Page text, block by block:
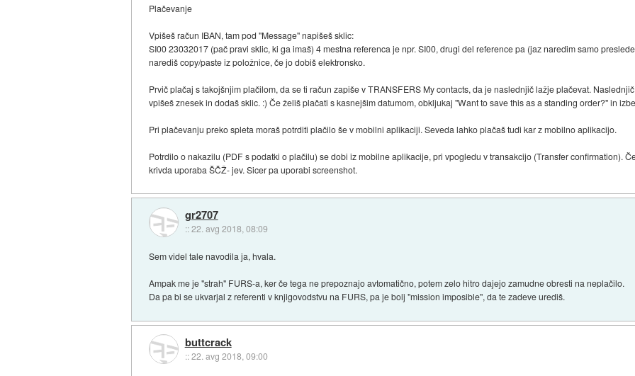
Plačevanje
Vpišeš račun IBAN, tam pod "Message" napišeš sklic:
SI00 23032017 (pač pravi sklic, ki ga imaš) 4 mestna referenca je npr. SI00, drugi del reference pa (jaz naredim samo
narediš copy/paste iz položnice, če jo dobiš elektronsko.
Prvič plačaj s takojšnjim plačilom, da se ti račun zapiše v TRANSFERS My contacts, da je naslednjič lažje plačevat.
vpišeš znesek in dodaš sklic. :) Če želiš plačati s kasnejšim datumom, obkljukaj "Want to save this as a standing order?" in
Pri plačevanju preko spleta moraš potrditi plačilo še v mobilni aplikaciji. Seveda lahko plačaš tudi kar z mobilno aplikacijo.
Potrdilo o nakazilu (PDF s podatki o plačilu) se dobi iz mobilne aplikacije, pri vpogledu v transakcijo (Transfer confirmation).
krivda uporaba ŠČŽ- jev. Sicer pa uporabi screenshot.
gr2707
::22. avg 2018, 08:09
Sem videl tale navodila ja, hvala.
Ampak me je "strah" FURS-a, ker če tega ne prepoznajo avtomatično, potem zelo hitro dajejo zamudne obresti na neplačilo.
Da pa bi se ukvarjal z referenti v knjigovodstvu na FURS, pa je bolj "mission imposible", da te zadeve urediš.
buttcrack
::22. avg 2018, 09:00